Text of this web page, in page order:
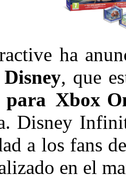
ha
, que
para Xbox
Disney
a los fans
en el